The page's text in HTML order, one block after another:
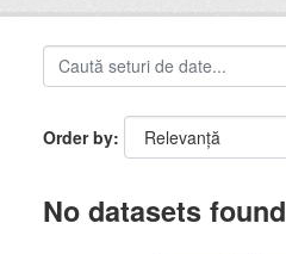
Order by
No datasets found